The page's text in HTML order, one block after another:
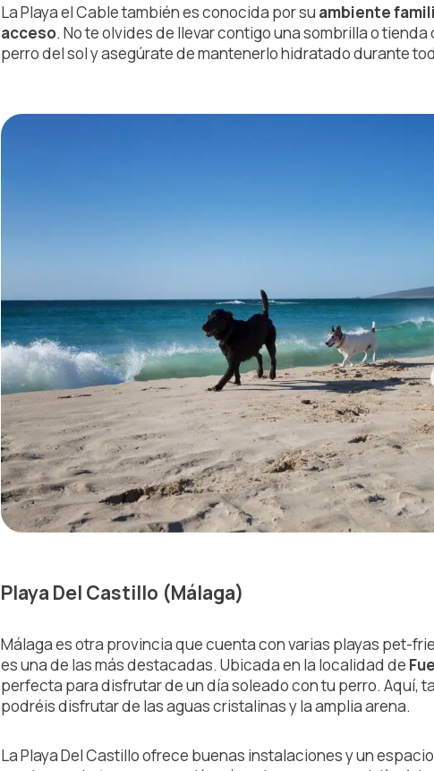
La Playa el Cable también es conocida por su ambiente
acceso. No te olvides de llevar contigo una sombrilla o
perro del sol y asegúrate de mantenerlo hidratado durante
Playa Del Castillo (Málaga)
Málaga es otra provincia que cuenta con varias playas pet-
es una de las más destacadas. Ubicada en la localidad de
perfecta para disfrutar de un día soleado con tu perro. Aquí,
podréis disfrutar de las aguas cristalinas y la amplia arena.
La Playa Del Castillo ofrece buenas instalaciones y un